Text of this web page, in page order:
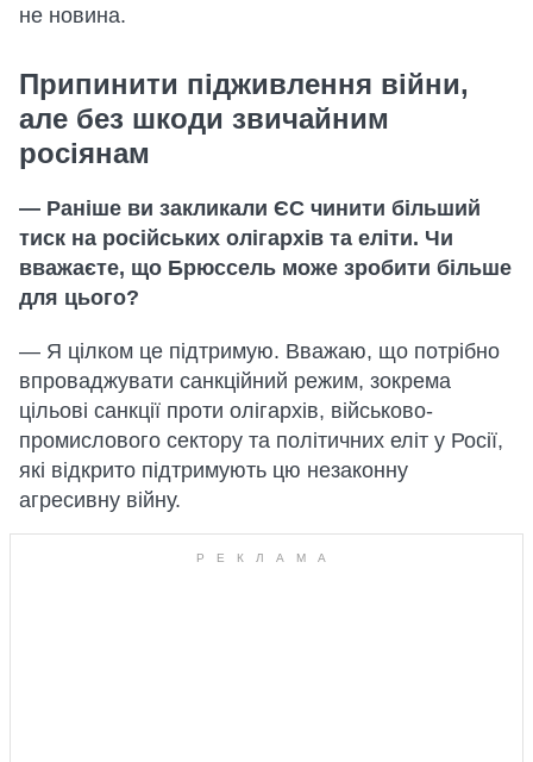
не новина.
Припинити підживлення війни,
але без шкоди звичайним
росіянам
— Раніше ви закликали ЄС чинити більший
тиск на російських олігархів та еліти. Чи
вважаєте, що Брюссель може зробити більше
для цього?
— Я цілком це підтримую. Вважаю, що потрібно
впроваджувати санкційний режим, зокрема
цільові санкції проти олігархів, військово-
промислового сектору та політичних еліт у Росії,
які відкрито підтримують цю незаконну
агресивну війну.